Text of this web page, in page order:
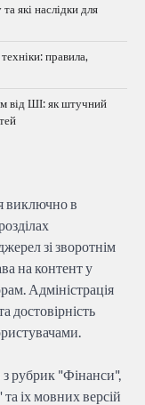
які наслідки для
правила,
від ШІ: як штучний
виключно в
зі зворотнім
на контент у
Адміністрація
достовірність
з рубрик "Фінанси",
іх мовних версій